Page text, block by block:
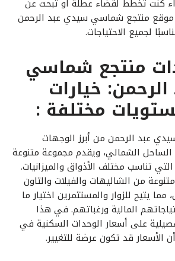
كنت تخطط لقضاء عطلة أو تبحث عن
موقع منتجع شماسي سيدي عبد الرحمن
لجميع الاحتياجات.
منتجع شماسي
خيارات
مختلفة :
عبد الرحمن من أبرز الوجهات
الساحل الشمالي، ويقدم مجموعة متنوعة
تناسب مختلف الأذواق والميزانيات.
من الشاليهات والفيلات والتاون
يتيح للزوار والمستثمرين اختيار ما
المالية ورغباتهم. في هذا
على أسعار الوحدات السكنية في
الأسعار قد تكون عرضة للتغيير.